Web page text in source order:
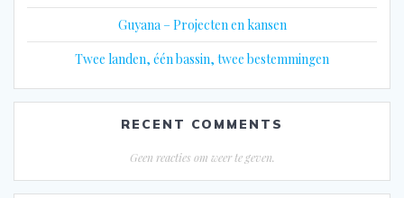
Guyana – Projecten en kansen
Twee landen, één bassin, twee bestemmingen
RECENT COMMENTS
Geen reacties om weer te geven.